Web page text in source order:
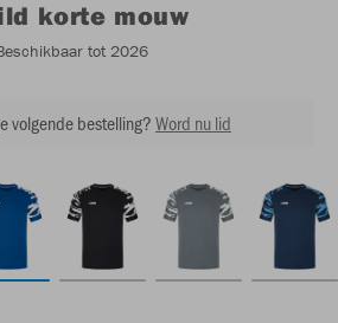
korte mouw
tot 2026
volgende bestelling?Word nu lid